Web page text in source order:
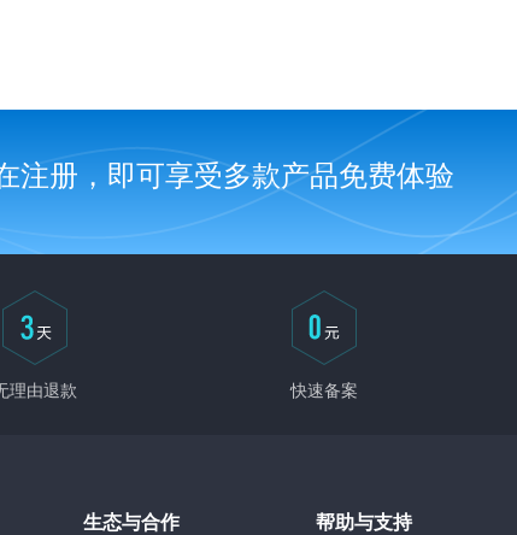
注册，即可享受多款产品免费体验
理由退款 快速备案
生态与合作 帮助与支持